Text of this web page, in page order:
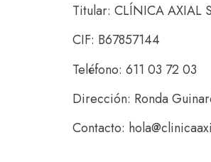
Titular: CLÍNICA AXIAL
CIF: B67857144
Teléfono: 611 03 72 03
Dirección: Ronda
Contacto: